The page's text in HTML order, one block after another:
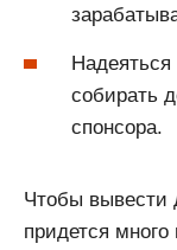
собирать
спонсора.
Чтобы вывести
придется